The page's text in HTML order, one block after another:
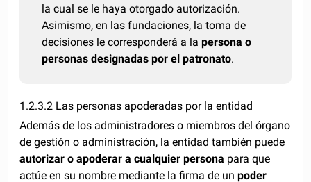
la cual se le haya otorgado autorización.
Asimismo, en las fundaciones, la toma de
decisiones le corresponderá a lapersona o
personas designadas por el patronato.
1.2.3.2 Las personas apoderadas por la entidad
Además de los administradores o miembros del órgano
de gestión o administración, la entidad también puede
autorizar o apoderar a cualquier persona para que
actúe en su nombre mediante la firma de unpoder